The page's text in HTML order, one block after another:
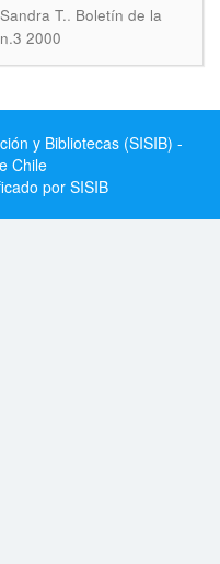
T.. Boletín de la
2000
y Bibliotecas (SISIB) -
Chile
por SISIB